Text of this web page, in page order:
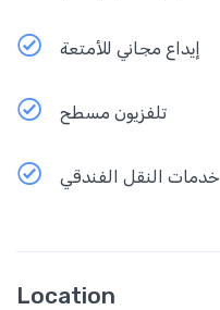
إيداع مجاني للأمتعة
تلفزيون مسطح
خدمات النقل الفندقي
Location